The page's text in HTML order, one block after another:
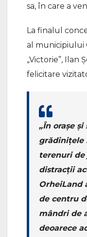
sa, în care a
La finalul
al municipiului
„Victorie”, Ilan
felicitare
„În orașe
grădinițele
terenuri de
distracții
OrheiLand
de centru
mândri de
deoarece